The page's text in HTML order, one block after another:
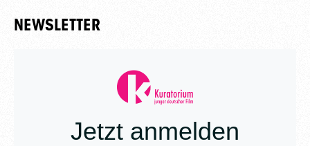
NEWSLETTER
Jetzt anmelden